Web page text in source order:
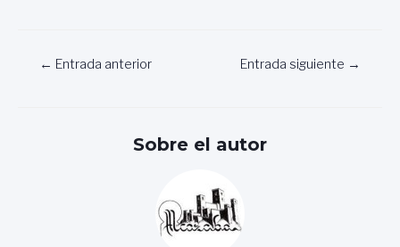
Navegación
← Entrada anterior Entrada siguiente →
Sobre el autor